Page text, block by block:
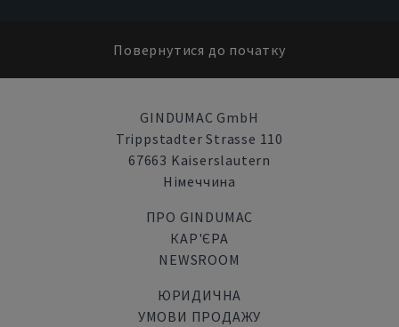
Повернутися до початку
GINDUMAC GmbH
Trippstadter Strasse 110
67663 Kaiserslautern
Німеччина
ПРО GINDUMAC
КАР'ЄРА
NEWSROOM
ЮРИДИЧНА
УМОВИ ПРОДАЖУ